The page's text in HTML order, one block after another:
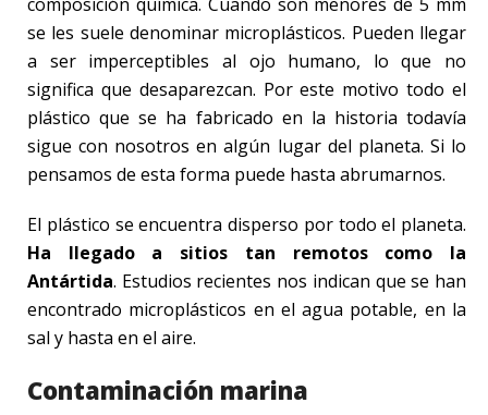
se les suele denominar microplásticos. Pueden llegar
a ser imperceptibles al ojo humano, lo que no
significa que desaparezcan. Por este motivo todo el
plástico que se ha fabricado en la historia todavía
sigue con nosotros en algún lugar del planeta. Si lo
pensamos de esta forma puede hasta abrumarnos.
El plástico se encuentra disperso por todo el planeta.
Ha llegado a sitios tan remotos como la
Antártida. Estudios recientes nos indican que se han
encontrado microplásticos en el agua potable, en la
sal y hasta en el aire.
Contaminación marina